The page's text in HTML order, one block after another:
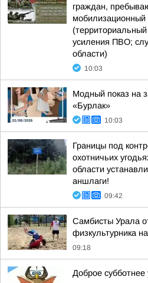
граждан,
усиления ПВО;
области)
10:03
Модный показ на
«Бурлак»
10:03
Границы под
охотничьих
области
аншлаги!
09:42
Самбисты Урала
физкультурника
09:18
Доброе